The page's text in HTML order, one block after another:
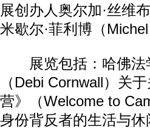
展创办人奥尔加·丝维
米歇尔·菲利博（
展览包括：哈佛法
（Debi Cornwall）关
营》（Welcome to
身份背反者的生活与